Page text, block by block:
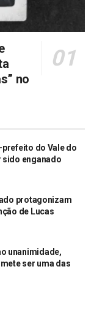
no
prefeito do Vale do
sido enganado
protagonizam
de Lucas
unanimidade,
ser uma das